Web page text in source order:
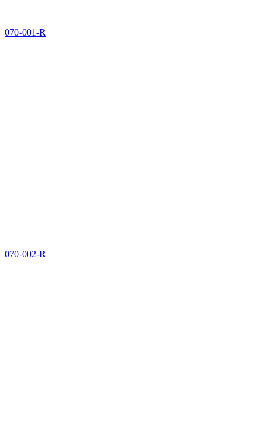
070-001-R
070-002-R